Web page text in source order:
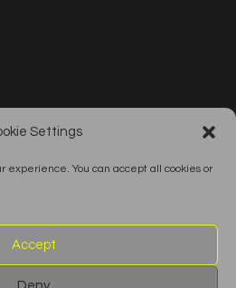
Settings
experience. You can accept all cookies or
Accept
Deny